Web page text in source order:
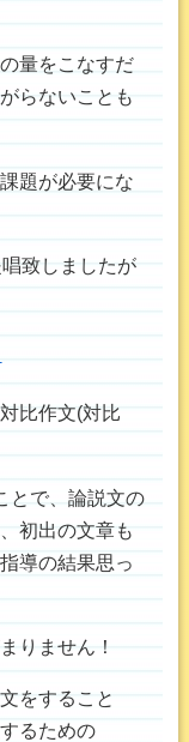
量をこなすだ
らないことも
題が必要にな
致しましたが
比作文(対比
とで、論説文の
初出の文章も
導の結果思っ
りません！
をすること
るための